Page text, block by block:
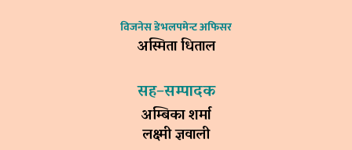
विजनेस डेभलपमेन्ट अफिसर
अस्मिता धिताल
सह–सम्पादक
अम्बिका शर्मा
लक्ष्मी ज्ञवाली